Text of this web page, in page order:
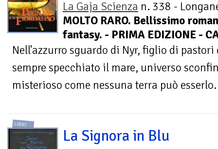
La Gaja Scienza n. 338 -
MOLTO RARO. Bellissimo
fantasy. - PRIMA EDIZIONE -
Nell'azzurro sguardo di Nyr, figlio di pastori
sempre specchiato il mare, universo
misterioso come nessuna terra può
LIBRI
La Signora in Blu